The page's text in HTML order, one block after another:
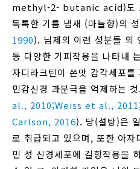
methyl-2- butanic acid)도
독특한 기름 냄새 (마늘향)의
1990). 님제의 이런 성분들 의
등 다양한 기피작용을 나타내
자디라크틴이 쓴맛 감각세포
민감신경 과분극을 억제하는
al., 2010;Weiss et al.,
Carlson, 2016). 당(설탕)은
로 취급되고 있으며, 또한 아자
민 성 신경세포에 길항작용을